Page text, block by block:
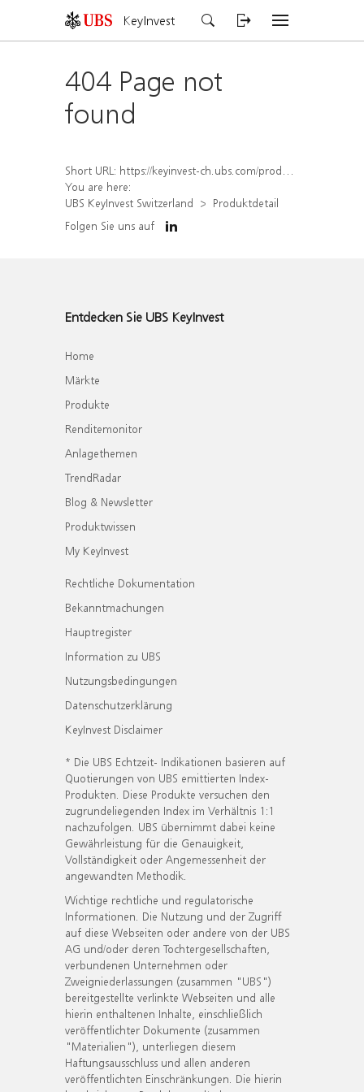
KeyInvest
404 Page not
found
Short URL: https://keyinvest-ch.ubs.com/produkt/detail/index/isin/CH1578823549
You are here:
UBS KeyInvest Switzerland
Produktdetail
Folgen Sie uns auf
Entdecken Sie UBS KeyInvest
Home
Märkte
Produkte
Renditemonitor
Anlagethemen
TrendRadar
Blog & Newsletter
Produktwissen
My KeyInvest
Rechtliche Dokumentation
Bekanntmachungen
Hauptregister
Information zu UBS
Nutzungsbedingungen
Datenschutzerklärung
KeyInvest Disclaimer
* Die UBS Echtzeit- Indikationen basieren auf
Quotierungen von UBS emittierten Index-
Produkten. Diese Produkte versuchen den
zugrundeliegenden Index im Verhältnis 1:1
nachzufolgen. UBS übernimmt dabei keine
Gewährleistung für die Genauigkeit,
Vollständigkeit oder Angemessenheit der
angewandten Methodik.
Wichtige rechtliche und regulatorische
Informationen. Die Nutzung und der Zugriff
auf diese Webseiten oder andere von der UBS
AG und/oder deren Tochtergesellschaften,
verbundenen Unternehmen oder
Zweigniederlassungen (zusammen "UBS")
bereitgestellte verlinkte Webseiten und alle
hierin enthaltenen Inhalte, einschließlich
veröffentlichter Dokumente (zusammen
"Materialien"), unterliegen diesem
Haftungsausschluss und allen anderen
veröffentlichten Einschränkungen. Die hierin